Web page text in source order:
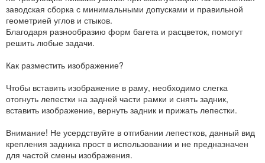
заводская сборка с минимальными допусками и правильной
геометрией углов и стыков.
Благодаря разнообразию форм багета и расцветок, помогут
решить любые задачи.
Как разместить изображение?
Чтобы вставить изображение в раму, необходимо слегка
отогнуть лепестки на задней части рамки и снять задник,
вставить изображение, вернуть задник и прижать лепестки.
Внимание! Не усердствуйте в отгибании лепестков, данный вид
крепления задника прост в использовании и не предназначен
для частой смены изображения.